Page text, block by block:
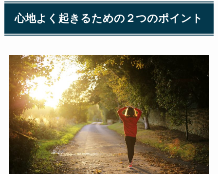
心地よく起きるための２つのポイント